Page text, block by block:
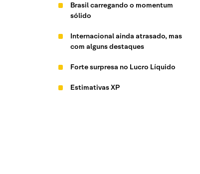
Brasil carregando o momentum
sólido
Internacional ainda atrasado, mas
com alguns destaques
Forte surpresa no Lucro Líquido
Estimativas XP